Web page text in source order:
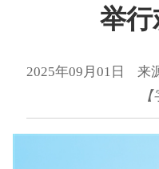
举
2025年09月01日 来